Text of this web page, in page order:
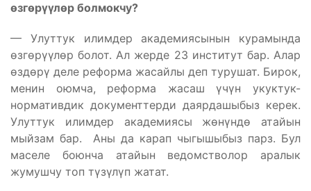
өзгөрүүлөр болмокчу?
— Улуттук илимдер академиясынын курамында
өзгөрүүлөр болот. Ал жерде 23 институт бар. Алар
өздөрү деле реформа жасайлы деп турушат. Бирок,
менин оюмча, реформа жасаш үчүн укуктук-
нормативдик документтерди даярдашыбыз керек.
Улуттук илимдер академиясы жөнүндө атайын
мыйзам бар. Аны да карап чыгышыбыз парз. Бул
маселе боюнча атайын ведомстволор аралык
жумушчу топ түзүлүп жатат.